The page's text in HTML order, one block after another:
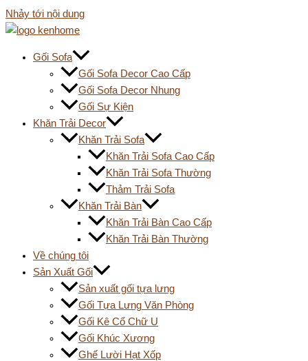
Nhảy tới nội dung
Gối Sofa
Gối Sofa Decor Cao Cấp
Gối Sofa Decor Nhung
Gối Sự Kiện
Khăn Trải Decor
Khăn Trải Sofa
Khăn Trải Sofa Cao Cấp
Khăn Trải Sofa Thường
Thảm Trải Sofa
Khăn Trải Bàn
Khăn Trải Bàn Cao Cấp
Khăn Trải Bàn Thường
Về chúng tôi
Sản Xuất Gối
Sản xuất gối tựa lưng
Gối Tựa Lưng Văn Phòng
Gối Kê Cổ Chữ U
Gối Khúc Xương
Ghế Lười Hạt Xốp